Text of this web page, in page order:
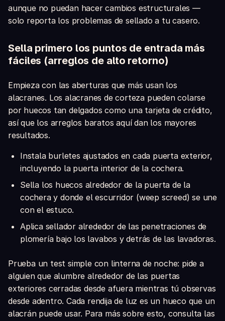
aunque no puedan hacer cambios estructurales —
solo reporta los problemas de sellado a tu casero.
Sella primero los puntos de entrada más
fáciles (arreglos de alto retorno)
Empieza con las aberturas que más usan los
alacranes. Los alacranes de corteza pueden colarse
por huecos tan delgados como una tarjeta de crédito,
así que los arreglos baratos aquí dan los mayores
resultados.
Instala burletes ajustados en cada puerta exterior,
incluyendo la puerta interior de la cochera.
Sella los huecos alrededor de la puerta de la
cochera y donde el escurridor (weep screed) se une
con el estuco.
Aplica sellador alrededor de las penetraciones de
plomería bajo los lavabos y detrás de las lavadoras.
Prueba un test simple con linterna de noche: pide a
alguien que alumbre alrededor de las puertas
exteriores cerradas desde afuera mientras tú observas
desde adentro. Cada rendija de luz es un hueco que un
alacrán puede usar. Para más sobre esto, consulta las